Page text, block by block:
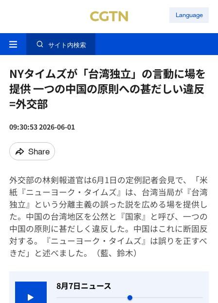
Language
サイト内検索
NYタイムズが「台湾独立」の言動に場を
提供 一つの中国の原則への甚だしい違反
=外交部
09:30:53 2026-06-01
Share
外交部の林剣報道官は6月1日の定例記者会見で、「米
紙『ニューヨーク・タイムズ』は、台湾当局が『台湾
独立』という分離主義の誤った説を広める場を提供し
た。中国の台湾地区を公然と『国家』と呼び、一つの
中国の原則に甚だしく違反した。中国はこれに断固反
対する。『ニューヨーク・タイムズ』は誤りを正すべ
きだ」と述べました。（藍、鈴木）
8月7日ニュース